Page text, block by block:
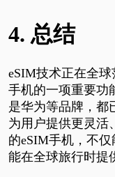
4. 总结
eSIM技术正在全
手机的一项重要功
是华为等品牌，都
为用户提供更灵活
的eSIM手机，不
能在全球旅行时提